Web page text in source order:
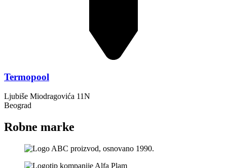
Termopool
Ljubiše Miodragovića 11N
Beograd
Robne marke